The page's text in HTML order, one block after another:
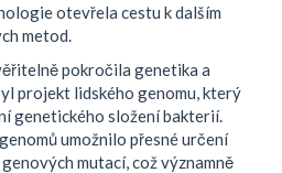
otevřela cestu k dalším
metod.
pokročila genetika a
projekt lidského genomu, který
genetického složení bakterií.
umožnilo přesné určení
mutací, což významně